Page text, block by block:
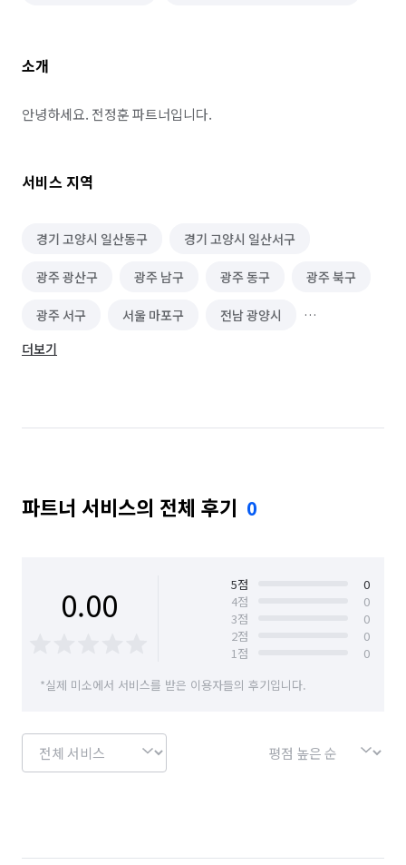
소개
안녕하세요. 전정훈 파트너입니다.
서비스 지역
경기 고양시 일산동구 경기 고양시 일산서구
광주 광산구 광주 남구 광주 동구 광주 북구
광주 서구 서울 마포구 전남 광양시
전남 나주시
더보기
파트너 서비스의 전체 후기 0
0.00 5점
0
4점
0
3점
0
2점
0
1점
0
*실제 미소에서 서비스를 받은 이용자들의 후기입니다.